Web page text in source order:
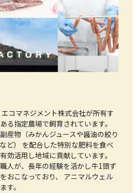
エコマネジメント株式会社が所有す
る指定農場で飼育されています。
産物（みかんジュースや醤油の絞り
ど） を配合した特別な肥料を食べ
効活用し地域に貢献しています。
人が、長年の経験を活かし牛1頭ず
おこなっており、 アニマルウェル
す。